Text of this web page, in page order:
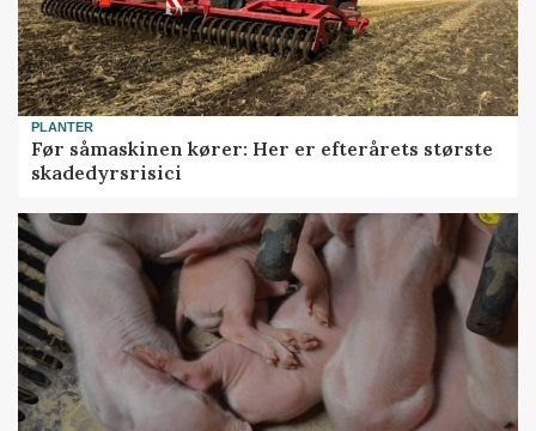
PLANTER
Før såmaskinen kører: Her er efterårets største
skadedyrsrisici